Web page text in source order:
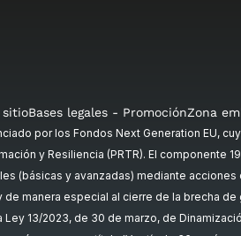
sitioBases legales - PromociónZona
por los Fondos Next Generation EU,
y Resiliencia (PRTR). El componente
(básicas y avanzadas) mediante
manera especial al cierre de la brecha
13/2023, de 30 de marzo, de